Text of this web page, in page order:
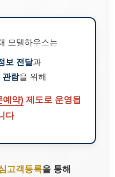
모델하우스는
보 전달과
관람을 위해
예약) 제도로 운영됩
다
고객등록을 통해